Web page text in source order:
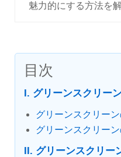
魅力的にする方法を
目次
I. グリーンスクリー
グリーンスクリー
グリーンスクリー
II. グリーンスクリー